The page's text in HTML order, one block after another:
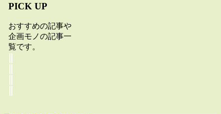
PICK UP
おすすめの記事や
企画モノの記事一
覧です。